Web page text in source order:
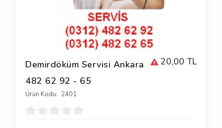
20,00 TL
Demirdöküm Servisi Ankara
482 62 92 - 65
Ürün Kodu: 2401